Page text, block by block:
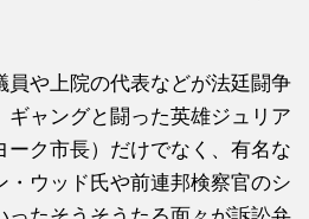
員や上院の代表などが法廷闘争
ギャングと闘った英雄ジュリア
ーク市長）だけでなく、有名な
・ウッド氏や前連邦検察官のシ